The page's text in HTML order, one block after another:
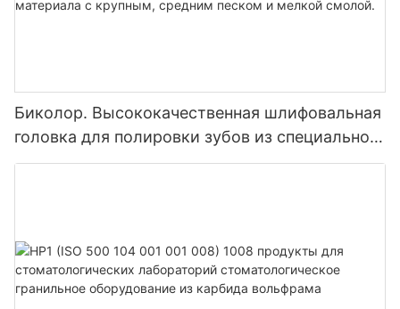
Биколор. Высококачественная шлифовальная
головка для полировки зубов из специального
композитного материала с крупным, средним